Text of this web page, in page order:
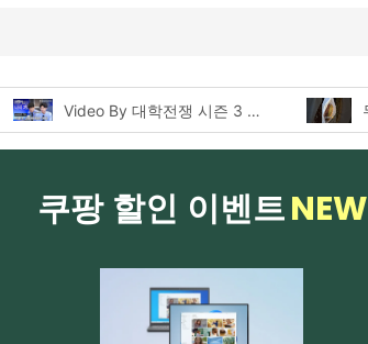
Video By 대학전쟁 시즌 3 전편 공개 완료!
쿠팡 할인 이벤트 NEW